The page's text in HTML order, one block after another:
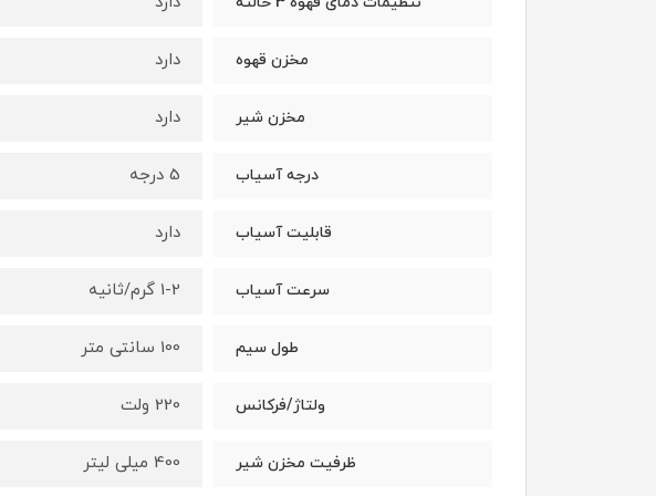
مخزن قهوه دارد
مخزن شیر دارد
درجه آسیاب 5 درجه
قابلیت آسیاب دارد
سرعت آسیاب 1-2 گرم/ثانیه
طول سیم 100 سانتی متر
ولتاژ/فرکانس 220 ولت
ظرفیت مخزن شیر 400 میلی لیتر